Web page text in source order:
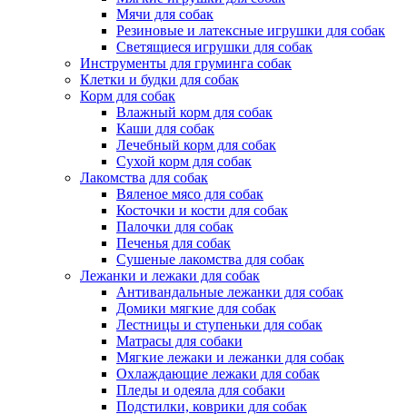
Мячи для собак
Резиновые и латексные игрушки для собак
Светящиеся игрушки для собак
Инструменты для груминга собак
Клетки и будки для собак
Корм для собак
Влажный корм для собак
Каши для собак
Лечебный корм для собак
Сухой корм для собак
Лакомства для собак
Вяленое мясо для собак
Косточки и кости для собак
Палочки для собак
Печенья для собак
Сушеные лакомства для собак
Лежанки и лежаки для собак
Антивандальные лежанки для собак
Домики мягкие для собак
Лестницы и ступеньки для собак
Матрасы для собаки
Мягкие лежаки и лежанки для собак
Охлаждающие лежаки для собак
Пледы и одеяла для собаки
Подстилки, коврики для собак